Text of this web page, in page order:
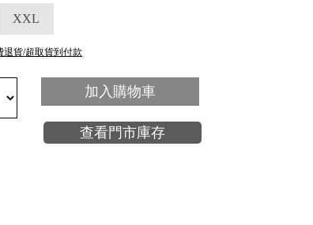
XXL
退貨/超取貨到付款
加入購物車
查看門市庫存